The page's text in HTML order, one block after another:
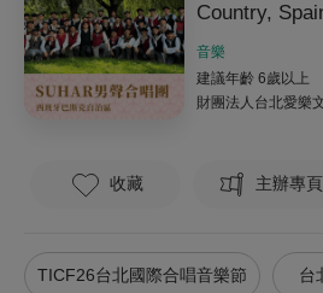
Country,
音樂
建議年齡 6歲以上
財團法人台北愛樂
收藏 主辦專頁
TICF26台北國際合唱音樂節 台